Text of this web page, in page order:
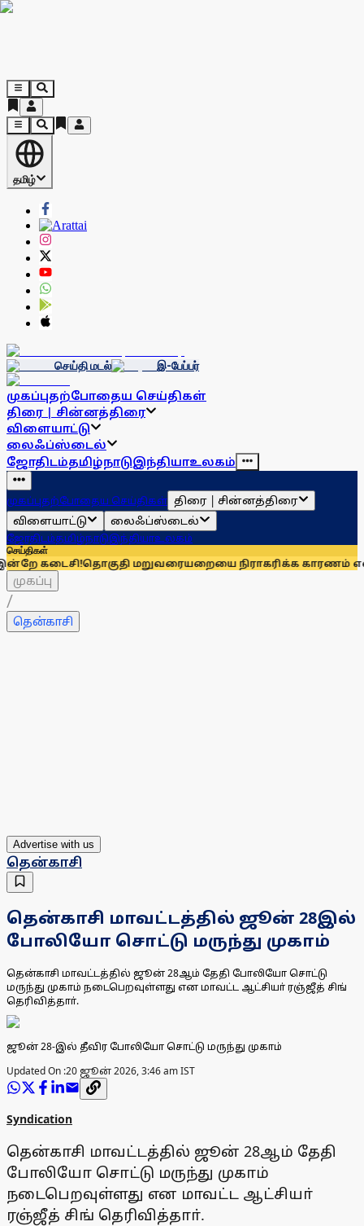
தமிழ்
செய்தி மடல் இ-பேப்பர்
முகப்புதற்போதைய செய்திகள்
திரை | சின்னத்திரை
விளையாட்டு
லைஃப்ஸ்டைல்
ஜோதிடம்தமிழ்நாடுஇந்தியாஉலகம்
முகப்புதற்போதைய செய்திகள் திரை | சின்னத்திரை
விளையாட்டு
லைஃப்ஸ்டைல்
ஜோதிடம்தமிழ்நாடுஇந்தியாஉலகம்
செய்திகள்
தொகுதி மறுவரையறையை நிராகரிக்க காரணம் என்ன?
முகப்பு
/
தென்காசி
Advertise with us
தென்காசி
தென்காசி மாவட்டத்தில் ஜூன் 28இல்
போலியோ சொட்டு மருந்து முகாம்
தென்காசி மாவட்டத்தில் ஜூன் 28ஆம் தேதி போலியோ சொட்டு
மருந்து முகாம் நடைபெறவுள்ளது என மாவட்ட ஆட்சியா் ரஞ்ஜீத் சிங்
தெரிவித்தாா்.
ஜூன் 28-இல் தீவிர போலியோ சொட்டு மருந்து முகாம்
Updated On :20 ஜூன் 2026, 3:46 am IST
Syndication
தென்காசி மாவட்டத்தில் ஜூன் 28ஆம் தேதி
போலியோ சொட்டு மருந்து முகாம்
நடைபெறவுள்ளது என மாவட்ட ஆட்சியா்
ரஞ்ஜீத் சிங் தெரிவித்தாா்.